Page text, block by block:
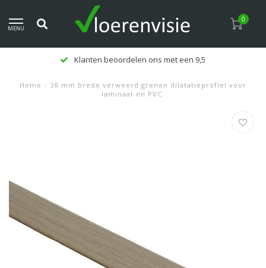
MENU
0
Klanten beoordelen ons met een 9,5
Home / 38 mm brede verweerd grenen dilatatieprofiel voor
laminaat en PVC